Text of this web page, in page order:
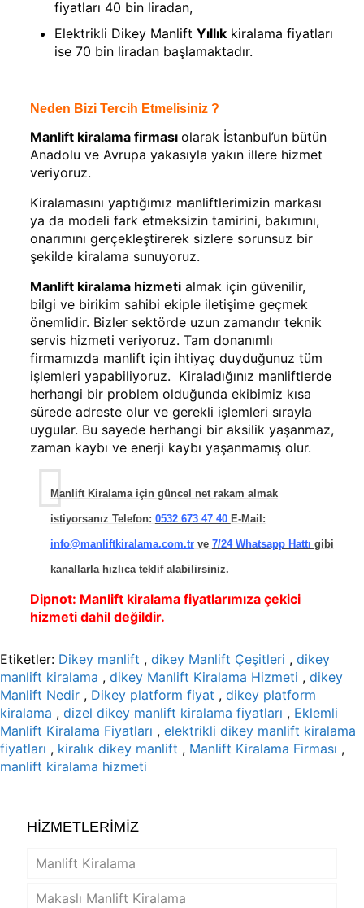
fiyatları 40 bin liradan,
Elektrikli Dikey Manlift Yıllıkkiralama fiyatları
ise 70 bin liradan başlamaktadır.
Neden Bizi Tercih Etmelisiniz ?
Manlift kiralama firması olarak İstanbul’un bütün
Anadolu ve Avrupa yakasıyla yakın illere hizmet
veriyoruz.
Kiralamasını yaptığımız manliftlerimizin markası
ya da modeli fark etmeksizin tamirini, bakımını,
onarımını gerçekleştirerek sizlere sorunsuz bir
şekilde kiralama sunuyoruz.
Manlift kiralama hizmetialmak için güvenilir,
bilgi ve birikim sahibi ekiple iletişime geçmek
önemlidir. Bizler sektörde uzun zamandır teknik
servis hizmeti veriyoruz. Tam donanımlı
firmamızda manlift için ihtiyaç duyduğunuz tüm
işlemleri yapabiliyoruz. Kiraladığınız manliftlerde
herhangi bir problem olduğunda ekibimiz kısa
sürede adreste olur ve gerekli işlemleri sırayla
uygular. Bu sayede herhangi bir aksilik yaşanmaz,
zaman kaybı ve enerji kaybı yaşanmamış olur.
Manlift Kiralama için güncel net rakam almak
istiyorsanız Telefon: 0532 673 47 40 E-Mail:
info@manliftkiralama.com.tr ve 7/24 Whatsapp Hattı gibi
kanallarla hızlıca teklif alabilirsiniz.
Dipnot: Manlift kiralama fiyatlarımıza çekici
hizmeti dahil değildir.
Etiketler: Dikey manlift , dikey Manlift Çeşitleri , dikey
manlift kiralama , dikey Manlift Kiralama Hizmeti , dikey
Manlift Nedir , Dikey platform fiyat , dikey platform
kiralama , dizel dikey manlift kiralama fiyatları , Eklemli
Manlift Kiralama Fiyatları , elektrikli dikey manlift kiralama
fiyatları , kiralık dikey manlift , Manlift Kiralama Firması ,
manlift kiralama hizmeti
HİZMETLERİMİZ
Manlift Kiralama
Makaslı Manlift Kiralama